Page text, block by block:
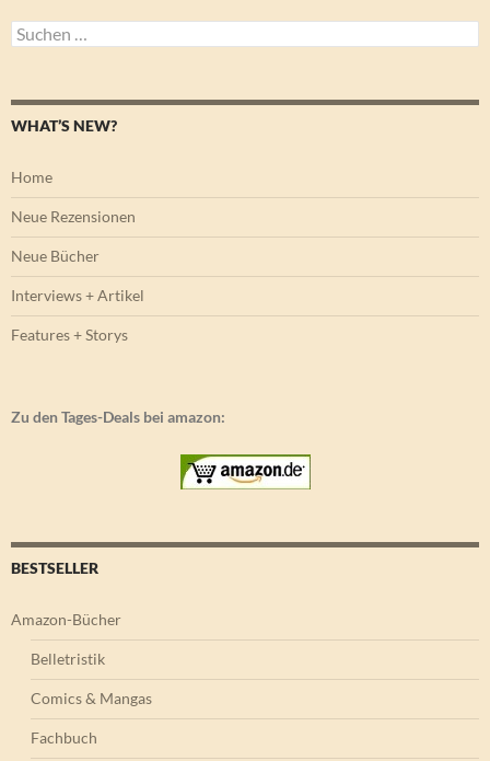
Suchen
nach:
WHAT’S NEW?
Home
Neue Rezensionen
Neue Bücher
Interviews + Artikel
Features + Storys
Zu den Tages-Deals bei amazon:
BESTSELLER
Amazon-Bücher
Belletristik
Comics & Mangas
Fachbuch